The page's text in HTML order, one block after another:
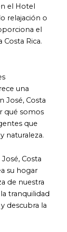
el Hotel
relajación o
el
Rica.
una
José, Costa
qué somos
que
naturaleza.
Costa
su hogar
de nuestra
tranquilidad
descubra la